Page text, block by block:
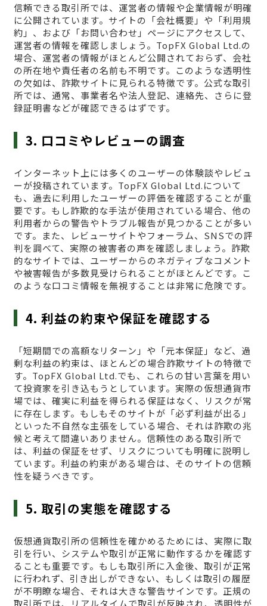
信頼できる取引所では、運営者の情報や企業情報が明確
に公開されています。サイトの「会社概要」や「利用規
約」、および「お問い合わせ」ページにアクセスして、
運営者の情報を確認しましょう。TopFX Global Ltd.の
場合、運営者の情報がほとんど公開されておらず、会社
の所在地や責任者の名前も不明です。このような透明性
の欠如は、詐欺サイトに見られる特徴です。公式な取引
所では、通常、事業者名や法人登記、連絡先、さらに登
録証明書などが確認できるはずです。
3. 口コミやレビューの調査
インターネット上には多くのユーザーの体験談やレビュ
ーが投稿されています。TopFX Global Ltd.について
も、過去に利用したユーザーの評価を確認することが重
要です。もし詐欺的な手法が使用されている場合、他の
利用者からの警告やトラブル報告が見つかることが多い
です。また、レビューサイトやフォーラム、SNSでの評
判を調べて、実際の被害者の声を確認しましょう。詐欺
的なサイトでは、ユーザーからのネガティブなコメント
や被害報告が多数見受けられることがほとんどです。こ
のような口コミ情報を無視することは非常に危険です。
4. 利益の約束や保証を確認する
「短期間での高額なリターン」や「元本保証」など、過
剰な利益の約束は、ほとんどの場合詐欺サイトの特徴で
す。TopFX Global Ltd.でも、これらの甘い言葉を用い
て投資家を引き込もうとしています。実際の仮想通貨市
場では、確実に利益を得られる保証はなく、リスクが常
に存在します。もしもそのサイトが「必ず利益が出る」
といった不自然な主張をしている場合、それは詐欺の兆
候と考えて間違いありません。信頼性のある取引所で
は、利益の保証をせず、リスクについても明確に説明し
ています。利益の約束がある場合は、そのサイトの信頼
性を疑うべきです。
5. 取引の実態を確認する
仮想通貨取引所の信頼性を確かめるためには、実際に取
引を行い、システムや取引が正常に動作するかを確認す
ることも重要です。もしも取引所に入金後、取引が正常
に行われず、引き出しができない、もしくは取引の履歴
が不明瞭な場合、それは大きな警告サインです。正規の
取引所では、リアルタイムで取引が反映され、透明性が